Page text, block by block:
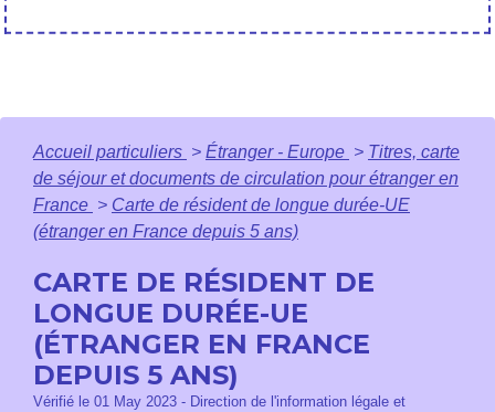
Accueil particuliers > Étranger - Europe > Titres, carte
de séjour et documents de circulation pour étranger en
France > Carte de résident de longue durée-UE
(étranger en France depuis 5 ans)
CARTE DE RÉSIDENT DE
LONGUE DURÉE-UE
(ÉTRANGER EN FRANCE
DEPUIS 5 ANS)
Vérifié le 01 May 2023 - Direction de l'information légale et